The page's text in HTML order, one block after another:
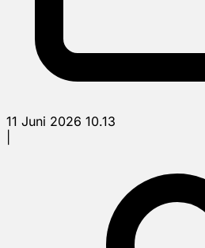
11 Juni 2026 10.13